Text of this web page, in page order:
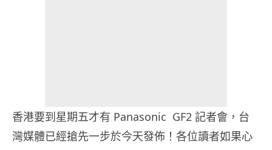
香港要到星期五才有 Panasonic GF2 記者會，台
灣媒體已經搶先一步於今天發佈！各位讀者如果心